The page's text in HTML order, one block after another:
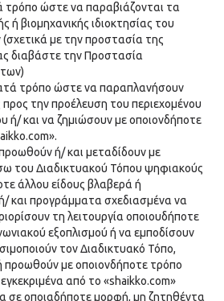
τρόπο ώστε να παραβιάζονται τα
ή βιομηχανικής ιδιοκτησίας του
με την προστασία της
διαβάστε την Προστασία
τρόπο ώστε να παραπλανήσουν
την προέλευση του περιεχομένου
ή/ και να ζημιώσουν με οποιονδήποτε
ή/ και μεταδίδουν με
του Διαδικτυακού Τόπου ψηφιακούς
άλλου είδους βλαβερά ή
και προγράμματα σχεδιασμένα να
τη λειτουργία οποιουδήποτε
εξοπλισμού ή να εμποδίσουν
τον Διαδικτυακό Τόπο,
με οποιονδήποτε τρόπο
από το «shaikko.com»
σε οποιαδήποτε μορφή, μη ζητηθέντα